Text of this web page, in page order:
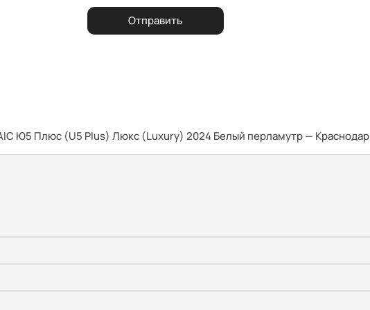
Отправить
Ю5 Плюс (U5 Plus) Люкс (Luxury) 2024 Белый перламутр — Краснодар